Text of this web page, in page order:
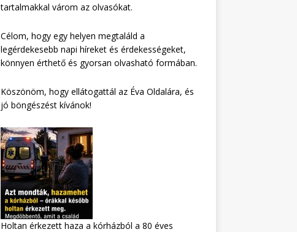
tartalmakkal várom az olvasókat.
Célom, hogy egy helyen megtaláld a
legérdekesebb napi híreket és érdekességeket,
könnyen érthető és gyorsan olvasható formában.
Köszönöm, hogy ellátogattál az Éva Oldalára, és
jó böngészést kívánok!
Holtan érkezett haza a kórházból a 80 éves